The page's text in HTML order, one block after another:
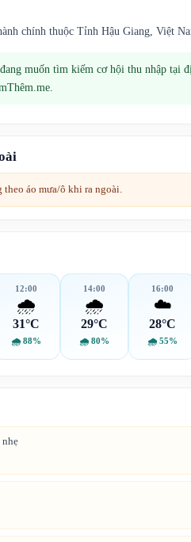
chính thuộc Tỉnh Hậu Giang, Việt
muốn tìm kiếm cơ hội thu nhập tại
áo mưa/ô khi ra ngoài.
12:00
🌧️
31°C
🌧 88%
14:00
🌧️
29°C
🌧 80%
16:00
☁️
28°C
🌧 55%
nhẹ